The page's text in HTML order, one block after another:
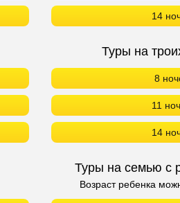
14
Туры на
8
11
14
Туры на семью с
Возраст ребенка